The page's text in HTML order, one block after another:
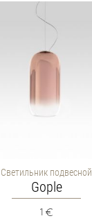
Светильник подвесной
Gople
1